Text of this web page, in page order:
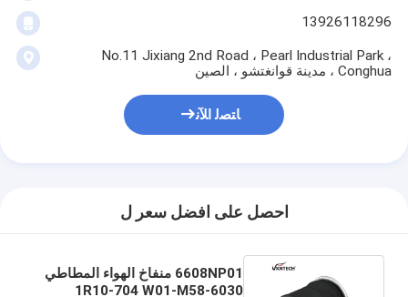
13926118296
No.11 Jixiang 2nd Road ، Pearl Industrial Park ،
Conghua ، مدينة قوانغتشو ، الصين
ﺎﺘﺼﻟ ﺍﻶﻧ
احصل على افضل سعر ل
6608NP01 منفاخ الهواء المطاطي
1R10-704 W01-M58-6030